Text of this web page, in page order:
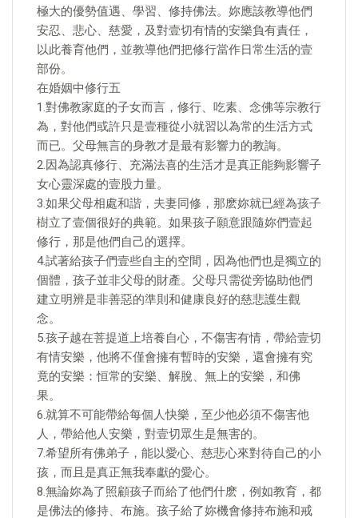
極大的優勢值遇、學習、修持佛法。妳應該教導他們
安忍、悲心、慈愛，及對壹切有情的安樂負有責任，
以此養育他們，並教導他們把修行當作日常生活的壹
部份。
在婚姻中修行五
1.對佛教家庭的子女而言，修行、吃素、念佛等宗教行
為，對他們或許只是壹種從小就習以為常的生活方式
而已。父母無言的身教才是最有影響力的教誨。
2.因為認真修行、充滿法喜的生活才是真正能夠影響子
女心靈深處的壹股力量。
3.如果父母相處和諧，夫妻同修，那麽妳就已經為孩子
樹立了壹個很好的典範。如果孩子願意跟隨妳們壹起
修行，那是他們自己的選擇。
4.試著給孩子們壹些自主的空間，因為他們也是獨立的
個體，孩子並非父母的財產。父母只需從旁協助他們
建立明辨是非善惡的準則和健康良好的慈悲護生觀
念。
5.孩子越在菩提道上培養自心，不傷害有情，帶給壹切
有情安樂，他將不僅會擁有暫時的安樂，還會擁有究
竟的安樂：恒常的安樂、解脫、無上的安樂，和佛
果。
6.就算不可能帶給每個人快樂，至少他必須不傷害他
人，帶給他人安樂，對壹切眾生是無害的。
7.希望所有佛弟子，能以愛心、慈悲心來對待自己的小
孩，而且是真正無我奉獻的愛心。
8.無論妳為了照顧孩子而給了他們什麽，例如教育，都
是佛法的修持、布施。孩子給了妳機會修持布施和戒